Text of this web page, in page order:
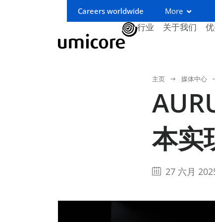
Careers worldwide More
行业 关于我们
主页 媒体中心
本实
27 六月